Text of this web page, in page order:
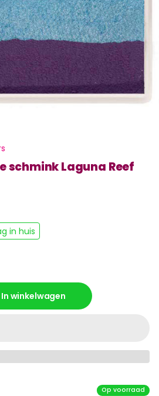
schmink Laguna Reef
in huis
In winkelwagen
Op voorraad